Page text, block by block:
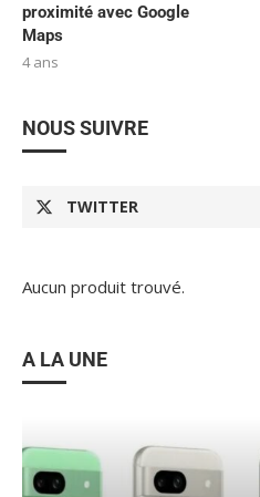
proximité avec Google
Maps
4 ans
NOUS SUIVRE
TWITTER
Aucun produit trouvé.
A LA UNE